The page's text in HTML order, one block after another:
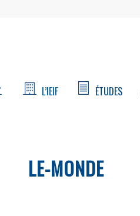
L’IEIF ÉTUDES
LE-MONDE